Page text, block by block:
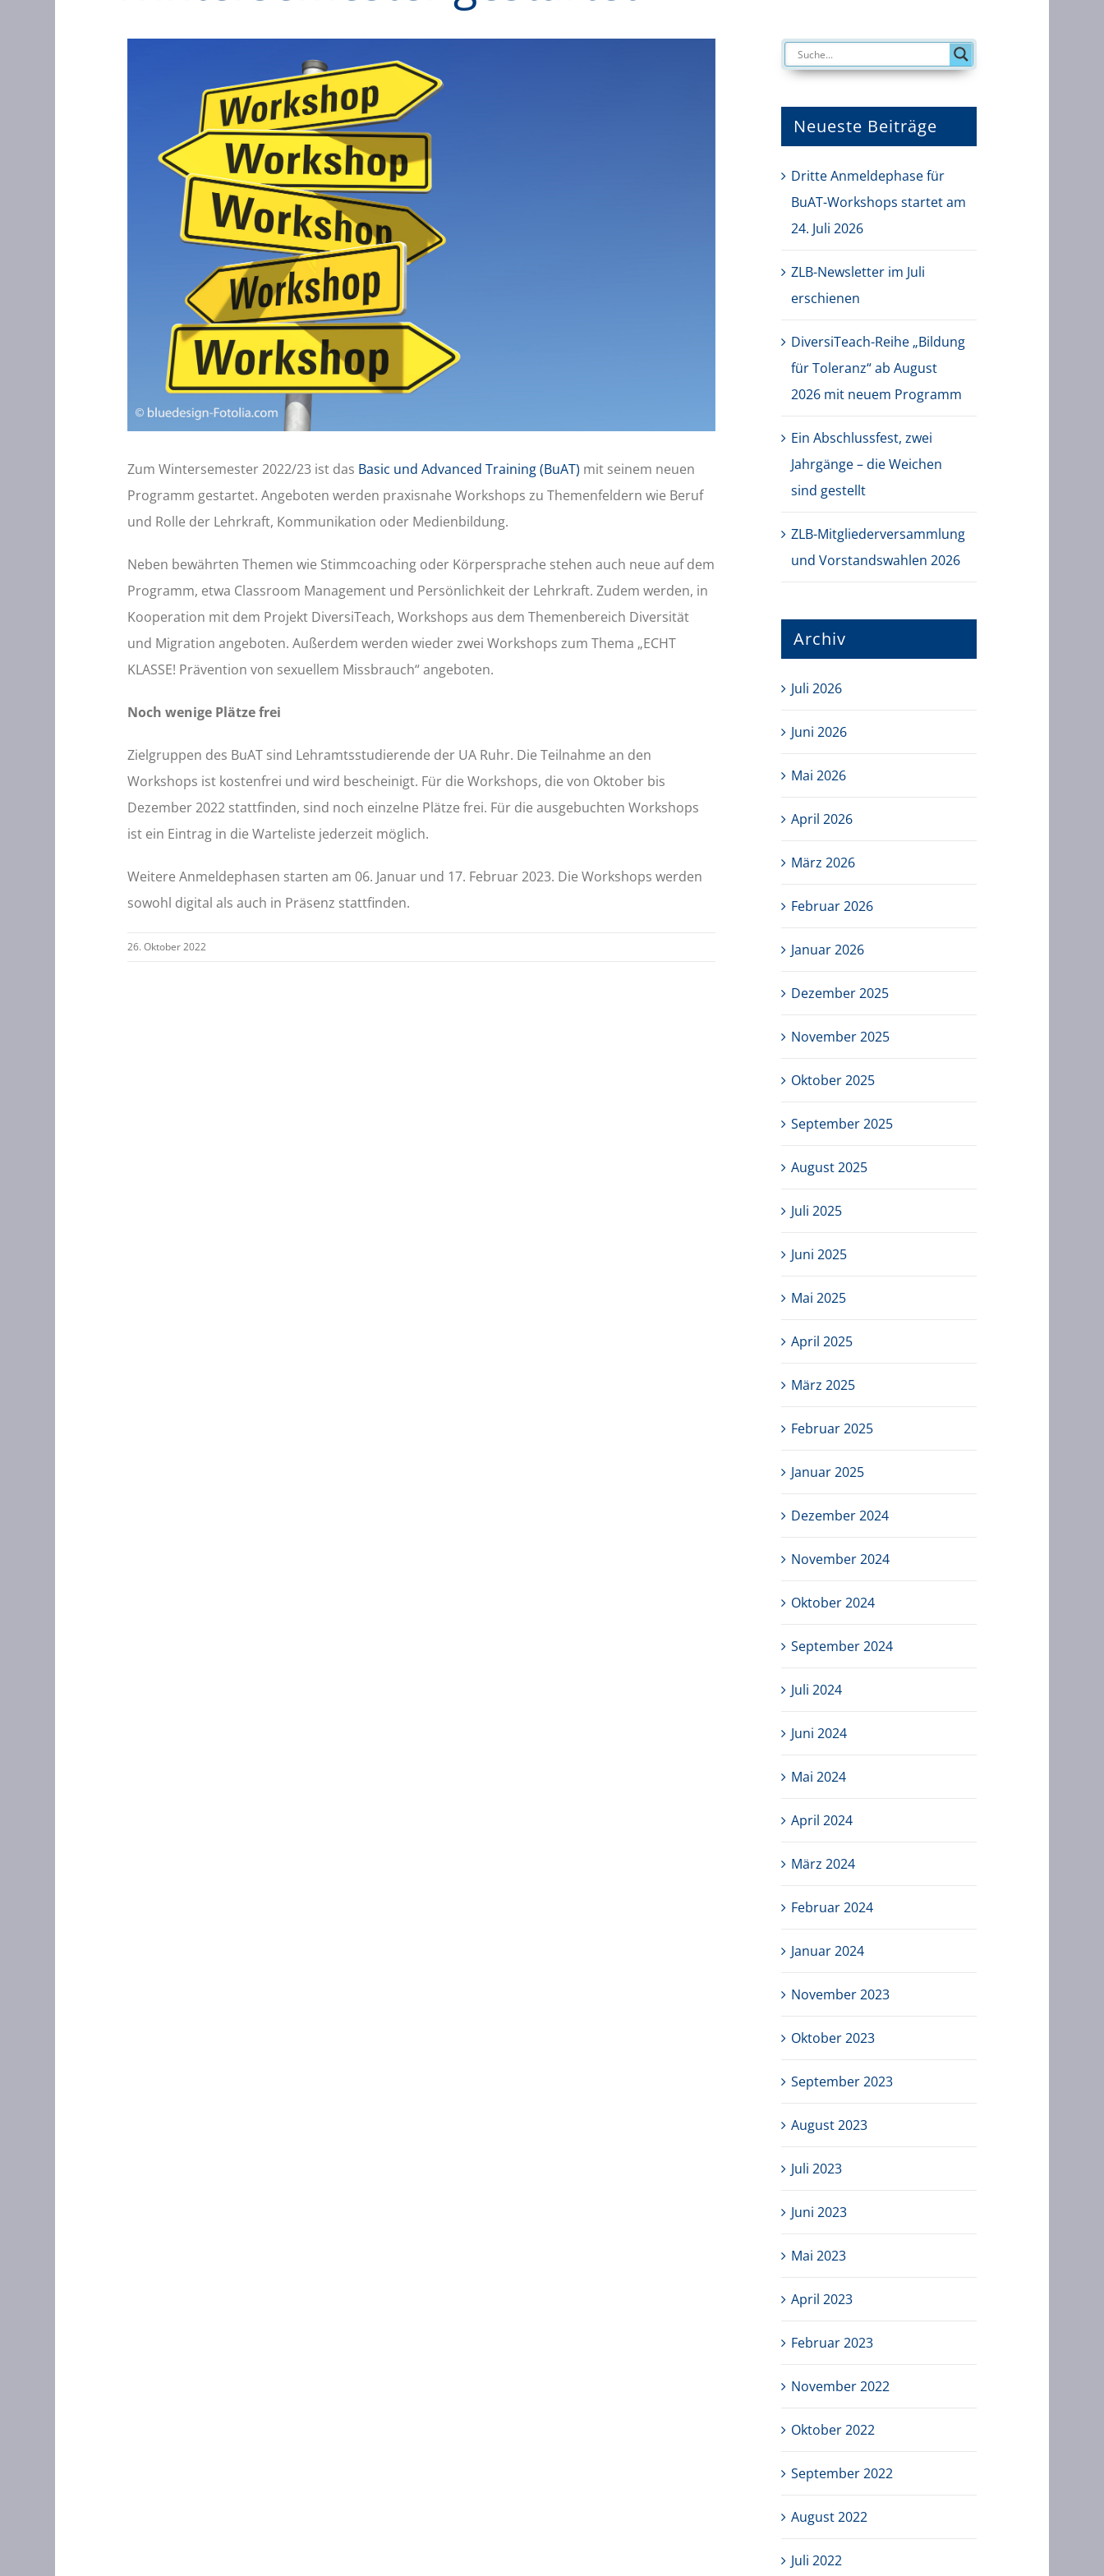
Zum Wintersemester 2022/23 ist das Basic und Advanced Training (BuAT) mit seinem neuen
Programm gestartet. Angeboten werden praxisnahe Workshops zu Themenfeldern wie Beruf
und Rolle der Lehrkraft, Kommunikation oder Medienbildung.
Neben bewährten Themen wie Stimmcoaching oder Körpersprache stehen auch neue auf dem
Programm, etwa Classroom Management und Persönlichkeit der Lehrkraft. Zudem werden, in
Kooperation mit dem Projekt DiversiTeach, Workshops aus dem Themenbereich Diversität
und Migration angeboten. Außerdem werden wieder zwei Workshops zum Thema „ECHT
KLASSE! Prävention von sexuellem Missbrauch“ angeboten.
Noch wenige Plätze frei
Zielgruppen des BuAT sind Lehramtsstudierende der UA Ruhr. Die Teilnahme an den
Workshops ist kostenfrei und wird bescheinigt. Für die Workshops, die von Oktober bis
Dezember 2022 stattfinden, sind noch einzelne Plätze frei. Für die ausgebuchten Workshops
ist ein Eintrag in die Warteliste jederzeit möglich.
Weitere Anmeldephasen starten am 06. Januar und 17. Februar 2023. Die Workshops werden
sowohl digital als auch in Präsenz stattfinden.
26. Oktober 2022
Neueste Beiträge
Dritte Anmeldephase für
BuAT-Workshops startet am
24. Juli 2026
ZLB-Newsletter im Juli
erschienen
DiversiTeach-Reihe „Bildung
für Toleranz“ ab August
2026 mit neuem Programm
Ein Abschlussfest, zwei
Jahrgänge – die Weichen
sind gestellt
ZLB-Mitgliederversammlung
und Vorstandswahlen 2026
Archiv
Juli 2026
Juni 2026
Mai 2026
April 2026
März 2026
Februar 2026
Januar 2026
Dezember 2025
November 2025
Oktober 2025
September 2025
August 2025
Juli 2025
Juni 2025
Mai 2025
April 2025
März 2025
Februar 2025
Januar 2025
Dezember 2024
November 2024
Oktober 2024
September 2024
Juli 2024
Juni 2024
Mai 2024
April 2024
März 2024
Februar 2024
Januar 2024
November 2023
Oktober 2023
September 2023
August 2023
Juli 2023
Juni 2023
Mai 2023
April 2023
Februar 2023
November 2022
Oktober 2022
September 2022
August 2022
Juli 2022